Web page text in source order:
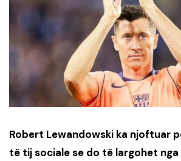
Robert Lewandowski ka njoftuar
të tij sociale se do të largohet nga